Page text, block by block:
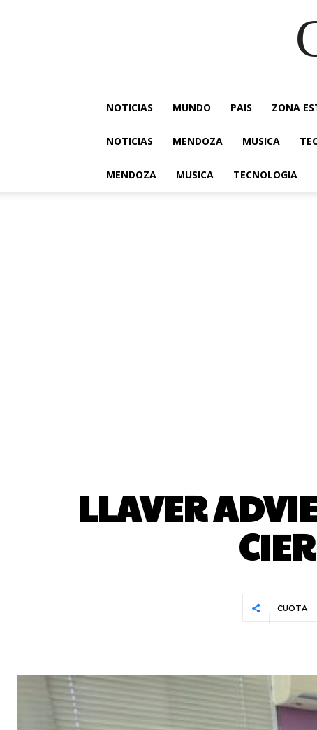
NOTICIAS MUNDO PAIS ZONA
NOTICIAS MENDOZA MUSICA
MENDOZA MUSICA TECNOLOGIA
LLAVER
CUOTA